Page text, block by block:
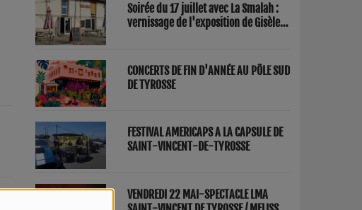
Soirée du 17 juillet avec La Smalah :
vernissage de l'exposition de Gisèle
CONCERTS DE FIN D'ANNÉE AU PÔLE SUD
DE TYROSSE
FESTIVAL AMERICAPS A LA CAPSULE DE
SAINT-VINCENT-DE-TYROSSE
VENDREDI 22 MAI-SPECTACLE LMA